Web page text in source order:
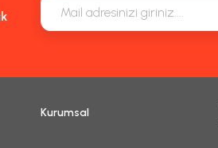
Kurumsal